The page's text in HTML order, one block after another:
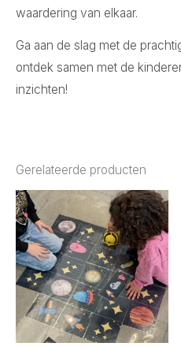
waardering van elkaar.
Ga aan de slag met de
ontdek samen met de
inzichten!
Gerelateerde producten